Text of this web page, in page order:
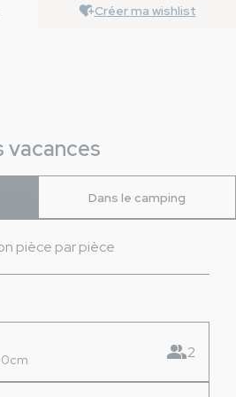
Créer ma wishlist
vacances
Dans le camping
pièce par pièce
group2